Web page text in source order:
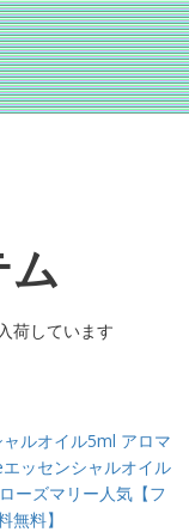
ム
荷しています
ャルオイル5ml アロマ
ッセンシャルオイル
ーズマリー人気【フ
無料】